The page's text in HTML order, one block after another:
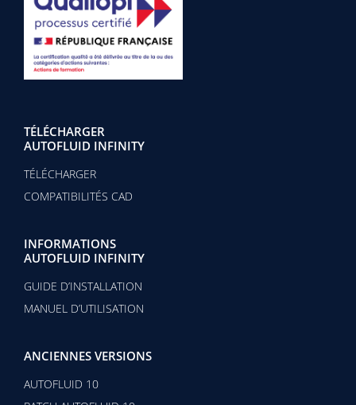
TÉLÉCHARGER
AUTOFLUID INFINITY
TÉLÉCHARGER
COMPATIBILITÉS CAD
INFORMATIONS
AUTOFLUID INFINITY
GUIDE D’INSTALLATION
MANUEL D’UTILISATION
ANCIENNES VERSIONS
AUTOFLUID 10